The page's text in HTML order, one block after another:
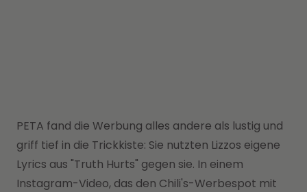
PETA fand die Werbung alles andere als lustig und
griff tief in die Trickkiste: Sie nutzten Lizzos eigene
Lyrics aus "Truth Hurts" gegen sie. In einem
Instagram-Video, das den Chili's-Werbespot mit